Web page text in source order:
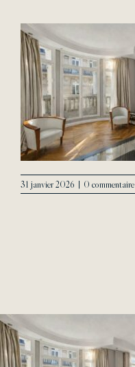
Contact
31 janvier 2026 | 0 commentaire